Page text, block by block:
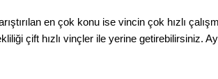
en çok konu ise vincin çok hızlı
çift hızlı vinçler ile yerine getirebilirsiniz.